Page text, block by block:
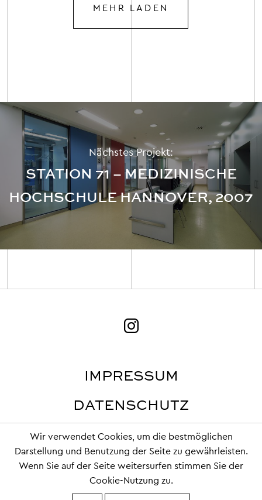
MEHR LADEN
Nächstes Projekt:
STATION 71 – MEDIZINISCHE
HOCHSCHULE HANNOVER, 2007
Wir verwendet Cookies, um die bestmöglichen
Darstellung und Benutzung der Seite zu gewährleisten.
Wenn Sie auf der Seite weitersurfen stimmen Sie der
Cookie-Nutzung zu.
IMPRESSUM
DATENSCHUTZ
Copyright 2019 © SCHMUCKER und PARTNER
Webdesign Froschgift